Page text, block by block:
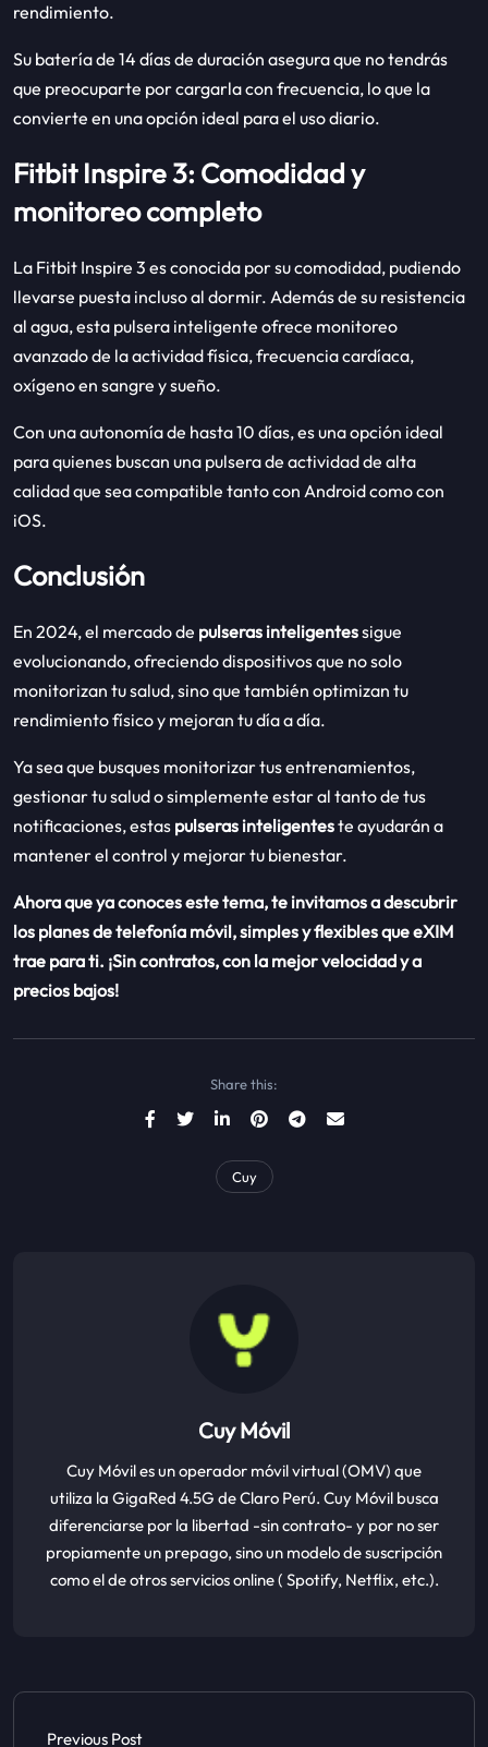
rendimiento.
Su batería de 14 días de duración asegura que no tendrás
que preocuparte por cargarla con frecuencia, lo que la
convierte en una opción ideal para el uso diario.
Fitbit Inspire 3: Comodidad y
monitoreo completo
La Fitbit Inspire 3 es conocida por su comodidad, pudiendo
llevarse puesta incluso al dormir. Además de su resistencia
al agua, esta pulsera inteligente ofrece monitoreo
avanzado de la actividad física, frecuencia cardíaca,
oxígeno en sangre y sueño.
Con una autonomía de hasta 10 días, es una opción ideal
para quienes buscan una pulsera de actividad de alta
calidad que sea compatible tanto con Android como con
iOS.
Conclusión
En 2024, el mercado de pulseras inteligentessigue
evolucionando, ofreciendo dispositivos que no solo
monitorizan tu salud, sino que también optimizan tu
rendimiento físico y mejoran tu día a día.
Ya sea que busques monitorizar tus entrenamientos,
gestionar tu salud o simplemente estar al tanto de tus
notificaciones, estas pulseras inteligenteste ayudarán a
mantener el control y mejorar tu bienestar.
Ahora que ya conoces este tema,te invitamos a descubrir
los planes de telefonía móvil, simples y flexibles que eXIM
trae para ti. ¡Sin contratos, con la mejor velocidad y a
precios bajos!
Share this:
Cuy
Cuy Móvil
Cuy Móvil es un operador móvil virtual (OMV) que
utiliza la GigaRed 4.5G de Claro Perú. Cuy Móvil busca
diferenciarse por la libertad -sin contrato- y por no ser
propiamente un prepago, sino un modelo de suscripción
como el de otros servicios online ( Spotify, Netflix, etc.).
Previous Post